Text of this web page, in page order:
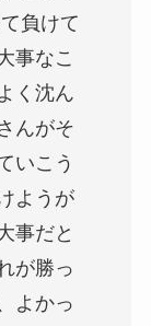
負けて
事なこ
く沈ん
んがそ
いこう
ようが
事だと
が勝っ
よかっ